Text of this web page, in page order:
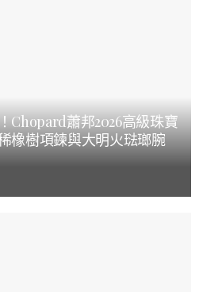
Chopard蕭邦2026高級珠寶
橡樹項鍊與大明火琺瑯腕